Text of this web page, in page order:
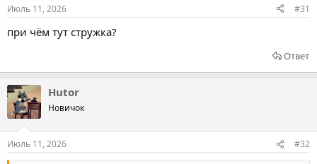
Июль 11, 2026 #31
при чём тут стружка?
Ответ
Hutor
Новичок
Июль 11, 2026 #32